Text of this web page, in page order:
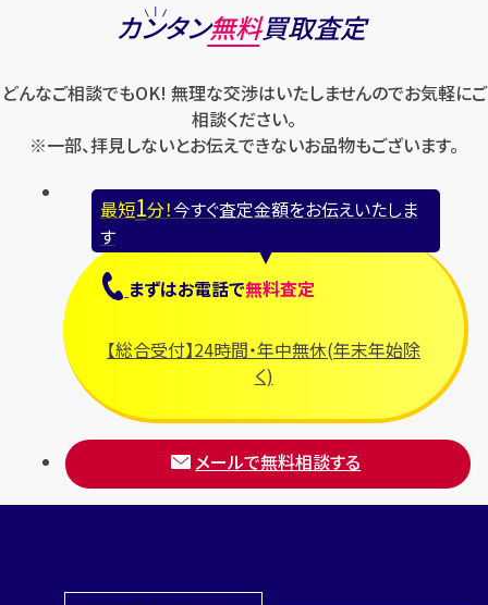
スウォッチ
ゼニス
セリーヌ
ハリー・ウィンストン
フェラガモ
フェンディ
ブライトリング
プラダ
フランク ミュラー
ロエベ
ロンジン
カンタン無料買取査定
どんなご相談でもOK! 無理な交渉はいたしませんのでお気軽にご
相談ください。
※一部、拝見しないとお伝えできないお品物もございます。
最短1分！今すぐ査定金額をお伝えいたしま
す
まずはお電話で無料査定
【総合受付】24時間・年中無休(年末年始除
く)
メールで無料相談する